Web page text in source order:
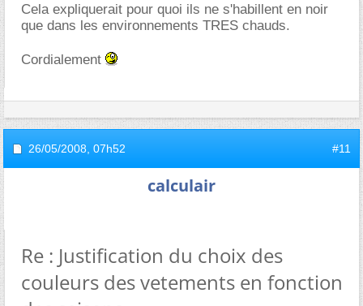
Cela expliquerait pour quoi ils ne s'habillent en noir
que dans les environnements TRES chauds.
Cordialement
26/05/2008, 07h52 #11
calculair
Re : Justification du choix des
couleurs des vetements en fonction